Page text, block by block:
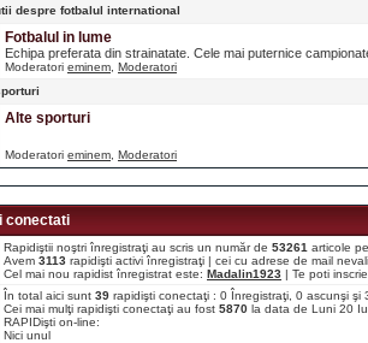
despre fotbalul international
Fotbalul in lume
Echipa preferata din strainatate. Cele mai puternice
Moderatori eminem Moderatori
Alte sporturi
Moderatori eminem Moderatori
conectati
Rapidiştii noştri înregistraţi au scris un număr de 53261 articole
Avem 3113 rapidişti activi înregistraţi | cei cu adrese de mail
Cel mai nou rapidist înregistrat este: Madalin1923 | Te poti
În total aici sunt 39 rapidişti conectaţi : 0 Înregistraţi, 0 ascunşi
Cei mai mulţi rapidişti conectaţi au fost 5870 la data de Luni 20
RAPIDişti on-line:
Nici unul